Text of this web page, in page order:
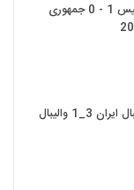
خلاصه بازی انگلیس 1 - 0 جمهوری
خلاصه بازی والیبال ایران 3_1 والیبال